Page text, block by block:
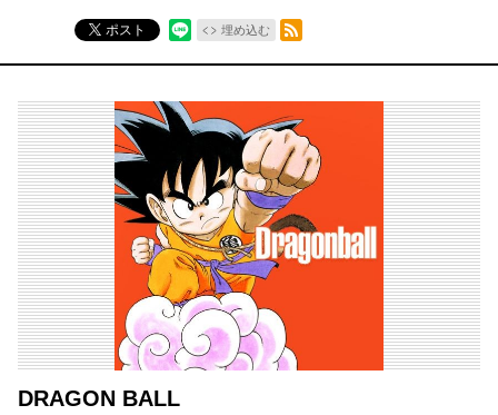
ポスト 埋め込む
RSSフィード
DRAGON BALL